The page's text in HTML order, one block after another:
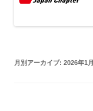
月別アーカイブ: 2026年1月